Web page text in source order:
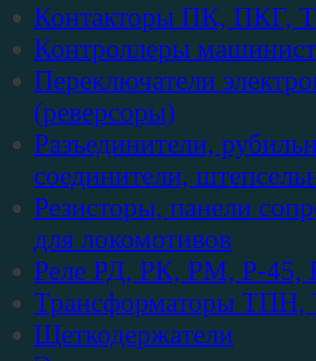
Контакторы ПК,
Контроллеры
Переключатели
(реверсоры)
Разъединители,
соединители,
Резисторы, панели
для локомотивов
Реле РД, РК, РМ, Р-
Трансформаторы
Щеткодержатели